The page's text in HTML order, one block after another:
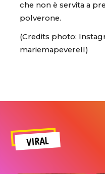
che non è servita a
polverone.
(Credits photo:
mariemapeverell)
VIRAL